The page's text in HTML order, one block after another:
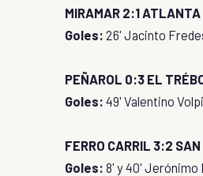
MIRAMAR 2:1 ATLANTA
Goles: 26' Jacinto
PEÑAROL 0:3 EL
Goles: 49' Valentino
FERRO CARRIL 3:2
Goles: 8' y 40' Jerónimo